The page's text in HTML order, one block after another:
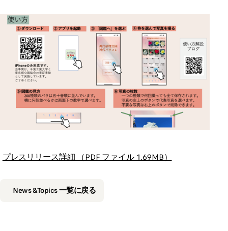
プレスリリース詳細 （PDF ファイル 1.69MB）
News &Topics 一覧に戻る